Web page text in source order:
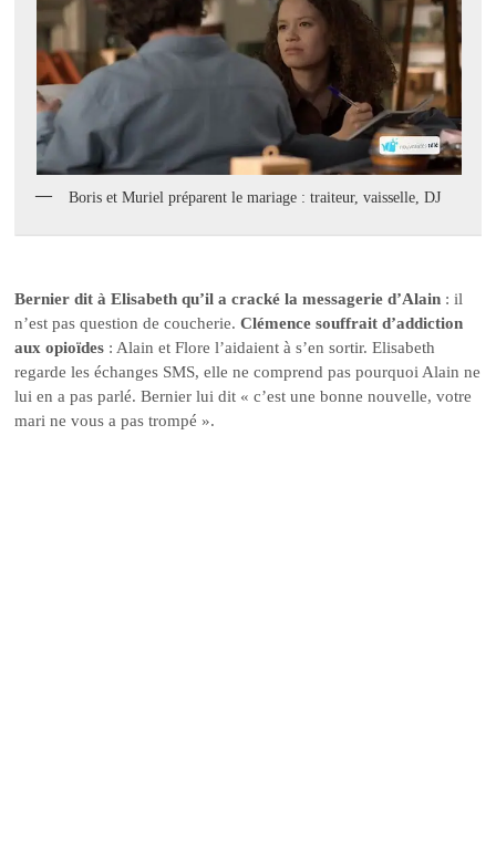
Boris et Muriel préparent le mariage : traiteur, vaisselle, DJ
Bernier dit à Elisabeth qu’il a cracké la messagerie d’Alain : il
n’est pas question de coucherie.Clémence souffrait d’addiction
aux opioïdes : Alain et Flore l’aidaient à s’en sortir. Elisabeth
regarde les échanges SMS, elle ne comprend pas pourquoi Alain ne
lui en a pas parlé. Bernier lui dit « c’est une bonne nouvelle, votre
mari ne vous a pas trompé ».